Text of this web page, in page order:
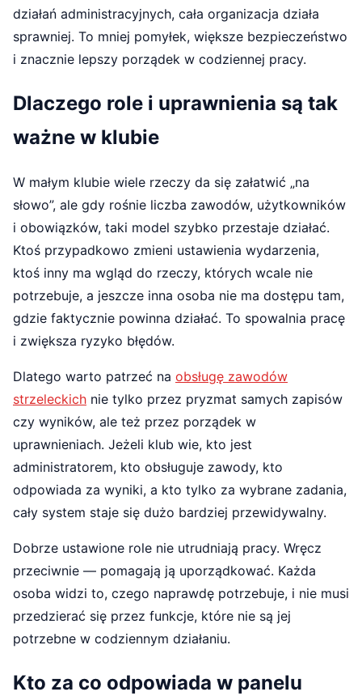
działań administracyjnych, cała organizacja działa
sprawniej. To mniej pomyłek, większe bezpieczeństwo
i znacznie lepszy porządek w codziennej pracy.
Dlaczego role i uprawnienia są tak
ważne w klubie
W małym klubie wiele rzeczy da się załatwić „na
słowo”, ale gdy rośnie liczba zawodów, użytkowników
i obowiązków, taki model szybko przestaje działać.
Ktoś przypadkowo zmieni ustawienia wydarzenia,
ktoś inny ma wgląd do rzeczy, których wcale nie
potrzebuje, a jeszcze inna osoba nie ma dostępu tam,
gdzie faktycznie powinna działać. To spowalnia pracę
i zwiększa ryzyko błędów.
Dlatego warto patrzeć na obsługę zawodów
strzeleckich nie tylko przez pryzmat samych zapisów
czy wyników, ale też przez porządek w
uprawnieniach. Jeżeli klub wie, kto jest
administratorem, kto obsługuje zawody, kto
odpowiada za wyniki, a kto tylko za wybrane zadania,
cały system staje się dużo bardziej przewidywalny.
Dobrze ustawione role nie utrudniają pracy. Wręcz
przeciwnie — pomagają ją uporządkować. Każda
osoba widzi to, czego naprawdę potrzebuje, i nie musi
przedzierać się przez funkcje, które nie są jej
potrzebne w codziennym działaniu.
Kto za co odpowiada w panelu